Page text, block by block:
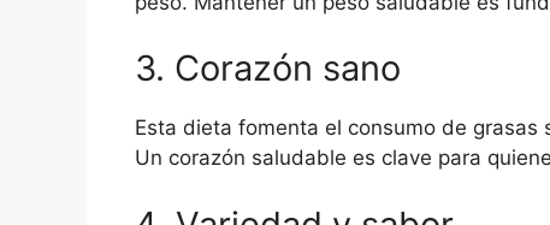
3. Corazón sano
Esta dieta fomenta el consumo de
Un corazón saludable es clave para